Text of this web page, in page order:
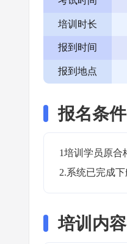
培训时长
报到时间
报到地点
报名条件
1培训学员原合
2.系统已完成
培训内容